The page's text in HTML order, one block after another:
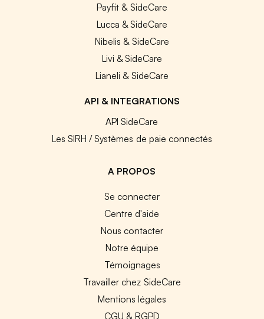
Payfit & SideCare
Lucca & SideCare
Nibelis & SideCare
Livi & SideCare
Lianeli & SideCare
API & INTEGRATIONS
API SideCare
Les SIRH / Systèmes de paie connectés
A PROPOS
Se connecter
Centre d'aide
Nous contacter
Notre équipe
Témoignages
Travailler chez SideCare
Mentions légales
CGU & RGPD